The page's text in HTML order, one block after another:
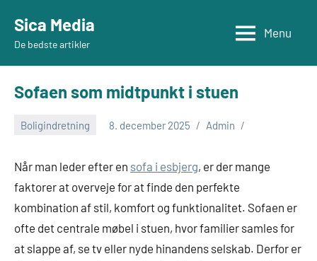
indhold
Sica Media
De bedste artikler
Menu
Sofaen som midtpunkt i stuen
Boligindretning 8. december 2025 Admin
Når man leder efter en sofa i esbjerg, er der mange
faktorer at overveje for at finde den perfekte
kombination af stil, komfort og funktionalitet. Sofaen er
ofte det centrale møbel i stuen, hvor familier samles for
at slappe af, se tv eller nyde hinandens selskab. Derfor er